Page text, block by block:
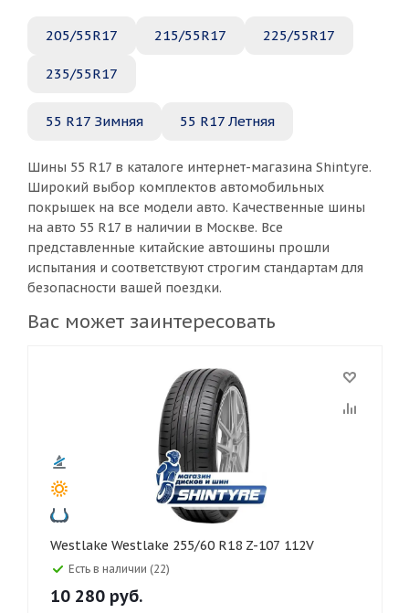
205/55R17 215/55R17 225/55R17
235/55R17
55 R17 Зимняя 55 R17 Летняя
Шины 55 R17 в каталоге интернет-магазина Shintyre.
Широкий выбор комплектов автомобильных
покрышек на все модели авто. Качественные шины
на авто 55 R17 в наличии в Москве. Все
представленные китайские автошины прошли
испытания и соответствуют строгим стандартам для
безопасности вашей поездки.
Вас может заинтересовать
Westlake Westlake 255/60 R18 Z-107 112V
Есть в наличии (22)
10 280 руб.